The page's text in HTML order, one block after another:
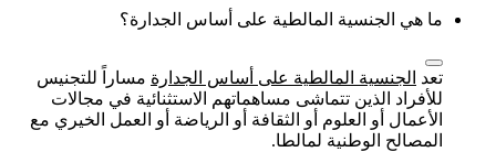
ما هي الجنسية المالطية على أساس الجدارة؟
تعد الجنسية المالطية على أساس الجدارة مساراً للتجنيس
للأفراد الذين تتماشى مساهماتهم الاستثنائية في مجالات
الأعمال أو العلوم أو الثقافة أو الرياضة أو العمل الخيري مع
المصالح الوطنية لمالطا.